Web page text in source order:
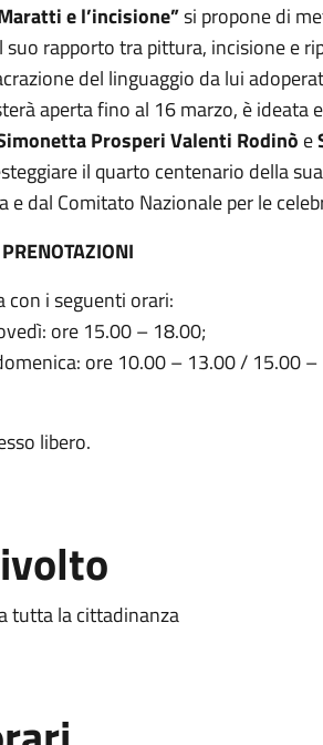
e l’incisione”si propone di
suo rapporto tra pittura, incisione e
del linguaggio da lui
aperta fino al 16 marzo, è
Prosperi Valenti Rodinò e
il quarto centenario della
e dal Comitato Nazionale per le
con i seguenti orari:
ore 15.00 – 18.00;
ore 10.00 – 13.00 / 15.00
libero.
tutta la cittadinanza